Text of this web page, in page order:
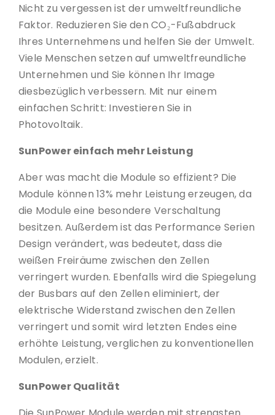
Nicht zu vergessen ist der umweltfreundliche
Faktor. Reduzieren Sie den CO₂-Fußabdruck
Ihres Unternehmens und helfen Sie der Umwelt.
Viele Menschen setzen auf umweltfreundliche
Unternehmen und Sie können Ihr Image
diesbezüglich verbessern. Mit nur einem
einfachen Schritt: Investieren Sie in
Photovoltaik.
SunPower einfach mehr Leistung
Aber was macht die Module so effizient? Die
Module können 13% mehr Leistung erzeugen, da
die Module eine besondere Verschaltung
besitzen. Außerdem ist das Performance Serien
Design verändert, was bedeutet, dass die
weißen Freiräume zwischen den Zellen
verringert wurden. Ebenfalls wird die Spiegelung
der Busbars auf den Zellen eliminiert, der
elektrische Widerstand zwischen den Zellen
verringert und somit wird letzten Endes eine
erhöhte Leistung, verglichen zu konventionellen
Modulen, erzielt.
SunPower Qualität